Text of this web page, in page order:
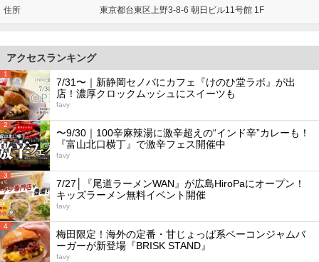
住所 東京都台東区上野3-8-6 朝日ビル11号館 1F
アクセスランキング
1
7/31〜｜新静岡セノバにカフェ『けのひ堂ラボ』が出
店！濃厚クロックムッシュにスイーツも
favy
2
〜9/30｜100辛麻辣湯に激辛超えの“インド辛”カレーも！
『富山北口横丁』で激辛フェス開催中
favy
3
7/27│『尾道ラーメンWAN』が広島HiroPaにオープン！
キッズラーメン無料イベント開催
favy
4
梅田限定！海外の定番・甘じょっぱ系ベーコンジャムバ
ーガーが新登場『BRISK STAND』
favy